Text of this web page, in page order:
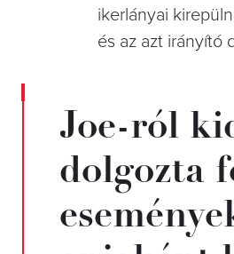
ikerlányai
és az azt irányító
Joe-ról
dolgozta